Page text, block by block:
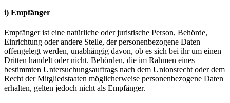
i) Empfänger
Empfänger ist eine natürliche oder juristische Person, Behörde,
Einrichtung oder andere Stelle, der personenbezogene Daten
offengelegt werden, unabhängig davon, ob es sich bei ihr um einen
Dritten handelt oder nicht. Behörden, die im Rahmen eines
bestimmten Untersuchungsauftrags nach dem Unionsrecht oder dem
Recht der Mitgliedstaaten möglicherweise personenbezogene Daten
erhalten, gelten jedoch nicht als Empfänger.